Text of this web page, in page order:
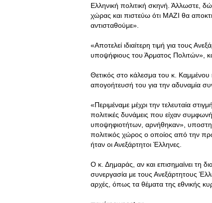
Ελληνική πολιτική σκηνή. Άλλωστε,
χώρας και πιστεύω ότι ΜΑΖΙ θα
αντισταθούμε».
«Αποτελεί ιδιαίτερη τιμή για τους
υποψήφιους του Άρματος Πολιτών»,
Θετικός στο κάλεσμα του κ.
απογοήτευσή του για την αδυναμία
«Περιμέναμε μέχρι την τελευταία
πολιτικές δυνάμεις που είχαν
υποψηφιοτήτων, αρνήθηκαν»,
πολιτικός χώρος ο οποίος από την
ήταν οι Ανεξάρτητοι Έλληνες.
Ο κ. Δημαράς, αν και επισημαίνει τη
συνεργασία με τους Ανεξάρτητους
αρχές, όπως τα θέματα της εθνικής